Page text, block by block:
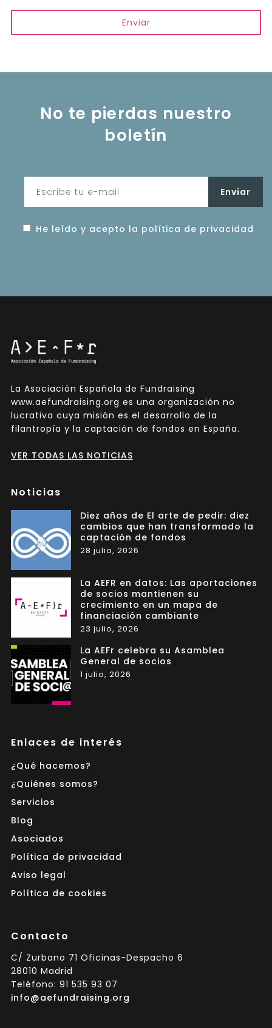
No te pierdas nuestro
boletín
He leído y acepto la política de privacidad
La Asociación Española de Fundraising
www.aefundraising.org es una organización no
lucrativa cuya misión es el desarrollo de la
filantropía y la captación de fondos en España.
VER TODAS LAS NOTICIAS
Noticias
Diez años de El arte de pedir: diez
cambios que han transformado la
captación de fondos
28 julio, 2026
La AEFR en datos: Las aportaciones
de socios mantienen su
crecimiento en un mapa de
financiación cambiante
23 julio, 2026
La AEFr celebra su Asamblea
General de socios
1 julio, 2026
Enlaces de interés
¿Qué hacemos?
¿Quiénes somos?
Servicios
Blog
Asociados
Política de privacidad
Aviso legal
Política de cookies
Contacto
C/ Zurbano 71 Oficinas-Despacho 6
28010 Madrid
Teléfono: 91 535 93 07
info@aefundraising.org